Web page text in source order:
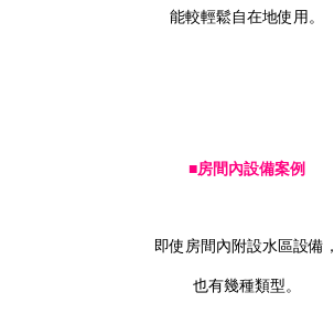
能較輕鬆自在地使用。
■房間內設備案例
即使房間內附設水區設備，
也有幾種類型。